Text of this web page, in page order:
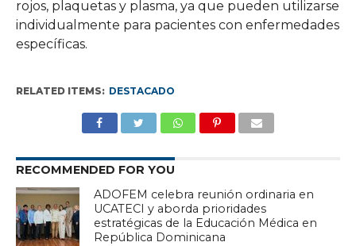
rojos, plaquetas y plasma, ya que pueden utilizarse
individualmente para pacientes con enfermedades
específicas.
RELATED ITEMS: DESTACADO
RECOMMENDED FOR YOU
ADOFEM celebra reunión ordinaria en
UCATECI y aborda prioridades
estratégicas de la Educación Médica en
República Dominicana